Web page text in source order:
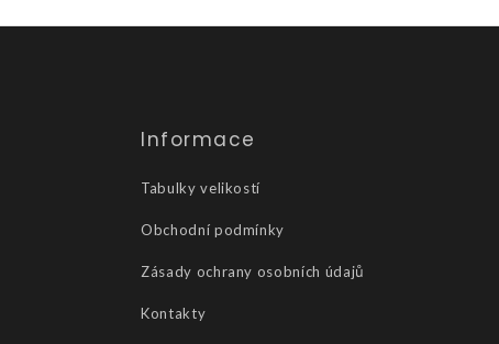
Informace
Tabulky velikostí
Obchodní podmínky
Zásady ochrany osobních údajů
Kontakty